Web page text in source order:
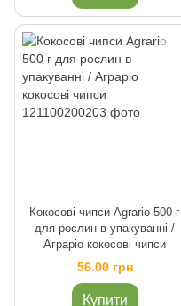
Кокосові чипси Agrario 500 г
для рослин в упакуванні /
Аграріо кокосові чипси
56.00 грн
Купити